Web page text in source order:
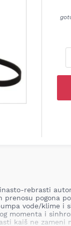
rebrasti
prenosu pogona
vode/klime i
momenta i
kaiš ne zameni